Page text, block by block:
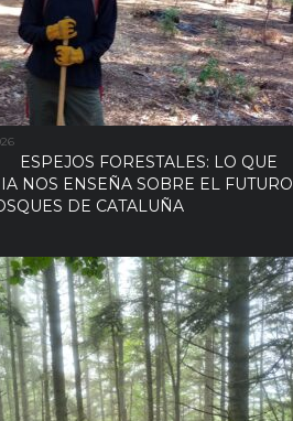
ESPEJOS FORESTALES: LO QUE
NOS ENSEÑA SOBRE EL FUTURO
DE CATALUÑA